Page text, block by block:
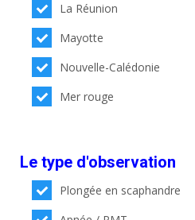
La Réunion
Mayotte
Nouvelle-Calédonie
Mer rouge
Le type d'observation
Plongée en scaphandre